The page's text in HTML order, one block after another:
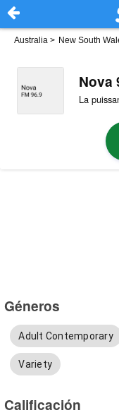
Australia > New South
Nova
La
Géneros
Adult Contemporary
Variety
Calificación